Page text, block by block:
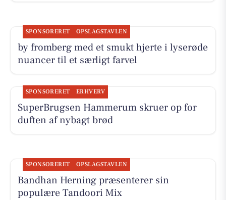
SPONSORERET OPSLAGSTAVLEN
by fromberg med et smukt hjerte i lyserøde
nuancer til et særligt farvel
SPONSORERET ERHVERV
SuperBrugsen Hammerum skruer op for
duften af nybagt brød
SPONSORERET OPSLAGSTAVLEN
Bandhan Herning præsenterer sin
populære Tandoori Mix